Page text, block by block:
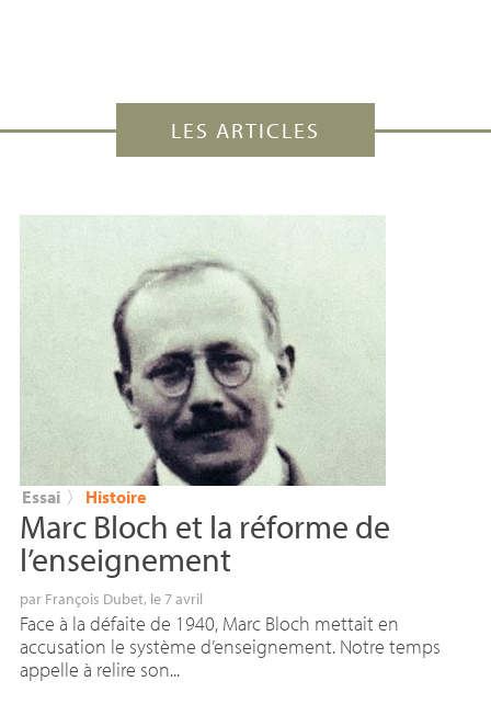
LES ARTICLES
Essai 〉 Histoire
Marc Bloch et la réforme de
l’enseignement
par François Dubet, le 7 avril
Face à la défaite de 1940, Marc Bloch mettait en
accusation le système d’enseignement. Notre temps
appelle à relire son...